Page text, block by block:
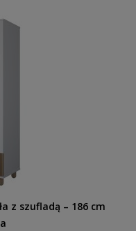
z szufladą – 186 cm